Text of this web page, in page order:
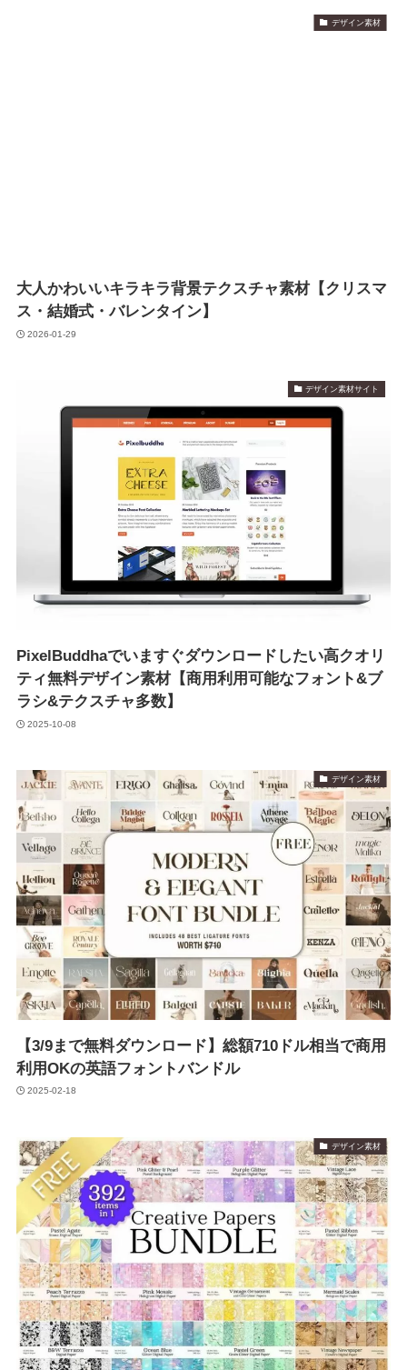
デザイン素材
大人かわいいキラキラ背景テクスチャ素材【クリスマ
ス・結婚式・バレンタイン】
2026-01-29
デザイン素材サイト
PixelBuddhaでいますぐダウンロードしたい高クオリ
ティ無料デザイン素材【商用利用可能なフォント&ブ
ラシ&テクスチャ多数】
2025-10-08
デザイン素材
【3/9まで無料ダウンロード】総額710ドル相当で商用
利用OKの英語フォントバンドル
2025-02-18
デザイン素材